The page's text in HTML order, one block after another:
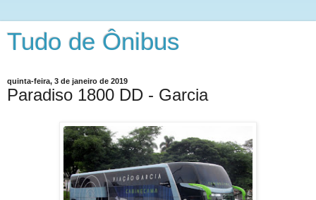
Tudo de Ônibus
quinta-feira, 3 de janeiro de 2019
Paradiso 1800 DD - Garcia